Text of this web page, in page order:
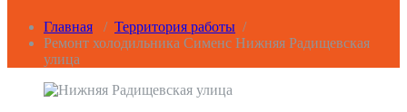
Главная / Территория работы /
Ремонт холодильника Сименс Нижняя Радищевская
улица